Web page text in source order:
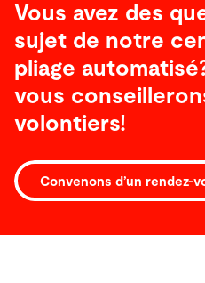
Vous avez des
sujet de notre
pliage
vous
volontiers!
Convenons d’un rendez-
Service